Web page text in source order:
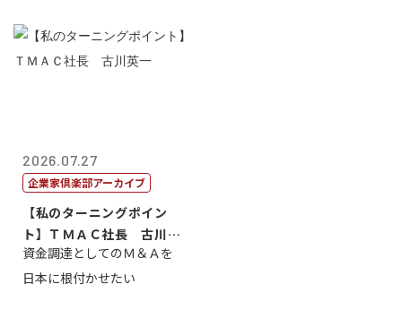
2026.07.27
企業家倶楽部アーカイブ
【私のターニングポイン
ト】ＴＭＡＣ社長 古川英
一
資金調達としてのＭ＆Ａを
日本に根付かせたい